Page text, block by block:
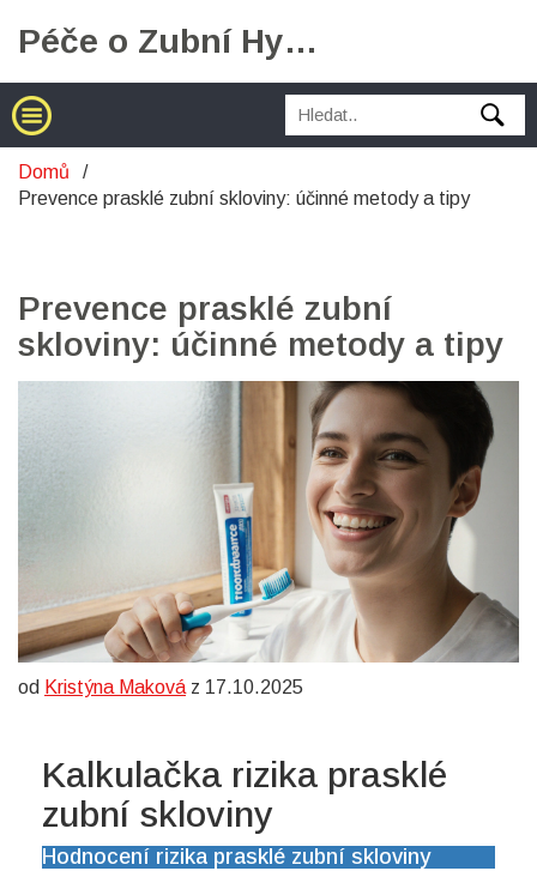
Péče o Zubní Hygienu
Domů
Prevence prasklé zubní skloviny: účinné metody a tipy
Prevence prasklé zubní
skloviny: účinné metody a tipy
od Kristýna Maková z 17.10.2025
Kalkulačka rizika prasklé
zubní skloviny
Hodnocení rizika prasklé zubní skloviny